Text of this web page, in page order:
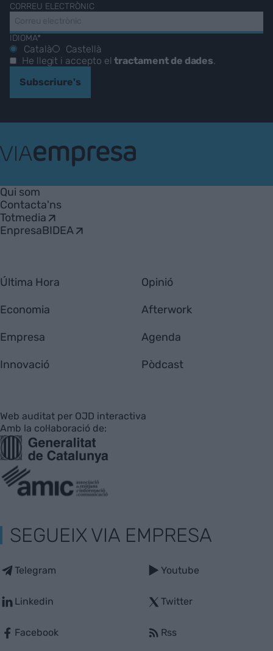
CORREU ELECTRÒNIC
IDIOMA*
Català
Castellà
He llegit i accepto eltractament de dades.
Subscriure's
Empresa
Qui som
Contacta'ns
Totmedia
EnpresaBIDEA
Última Hora
Economia
Empresa
Innovació
Opinió
Afterwork
Agenda
Pòdcast
Web auditat per OJD interactiva
Amb la col·laboració de:
SEGUEIX VIA EMPRESA
Telegram
Linkedin
Facebook
Youtube
Twitter
Rss